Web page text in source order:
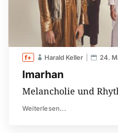
Imarhan
Harald Keller 24.
Melancholie und
Weiterlesen...